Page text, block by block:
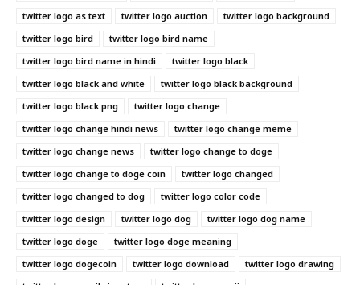
twitter logo as text
twitter logo auction
twitter logo background
twitter logo bird
twitter logo bird name
twitter logo bird name in hindi
twitter logo black
twitter logo black and white
twitter logo black background
twitter logo black png
twitter logo change
twitter logo change hindi news
twitter logo change meme
twitter logo change news
twitter logo change to doge
twitter logo change to doge coin
twitter logo changed
twitter logo changed to dog
twitter logo color code
twitter logo design
twitter logo dog
twitter logo dog name
twitter logo doge
twitter logo doge meaning
twitter logo dogecoin
twitter logo download
twitter logo drawing